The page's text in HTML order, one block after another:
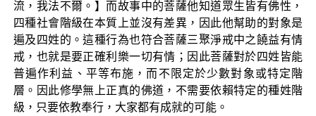
流，我法不爾。】而故事中的菩薩他知道眾生皆有佛性，
四種社會階級在本質上並沒有差異，因此他幫助的對象是
遍及四姓的。這種行為也符合菩薩三聚淨戒中之饒益有情
戒，也就是要正確利樂一切有情；因此菩薩對於四姓皆能
普遍作利益、平等布施，而不限定於少數對象或特定階
層。因此修學無上正真的佛道，不需要依賴特定的種姓階
級，只要依教奉行，大家都有成就的可能。